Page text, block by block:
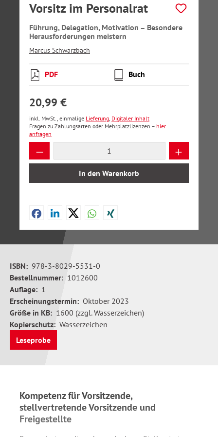
Vorsitz im Personalrat
Führung, Delegation, Motivation – Besondere
Herausforderungen meistern
Marcus Schwarzbach
PDF Buch
20,99 €
inkl. MwSt., einmalige Lieferung, Digitaler Inhalt
Fragen zu Zahlungsarten oder Mehrplatzlizenzen – hier
anfragen
Produkt Anzahl: Gib den gewünschten
In den Warenkorb
ISBN: 978-3-8029-5531-0
Bestellnummer: 1012600
Auflage: 1
Erscheinungstermin: Oktober 2023
Größe in KB: 1600 (zzgl. Wasserzeichen)
Kopierschutz: Wasserzeichen
Leseprobe
Kompetenz für Vorsitzende,
stellvertretende Vorsitzende und
Freigestellte